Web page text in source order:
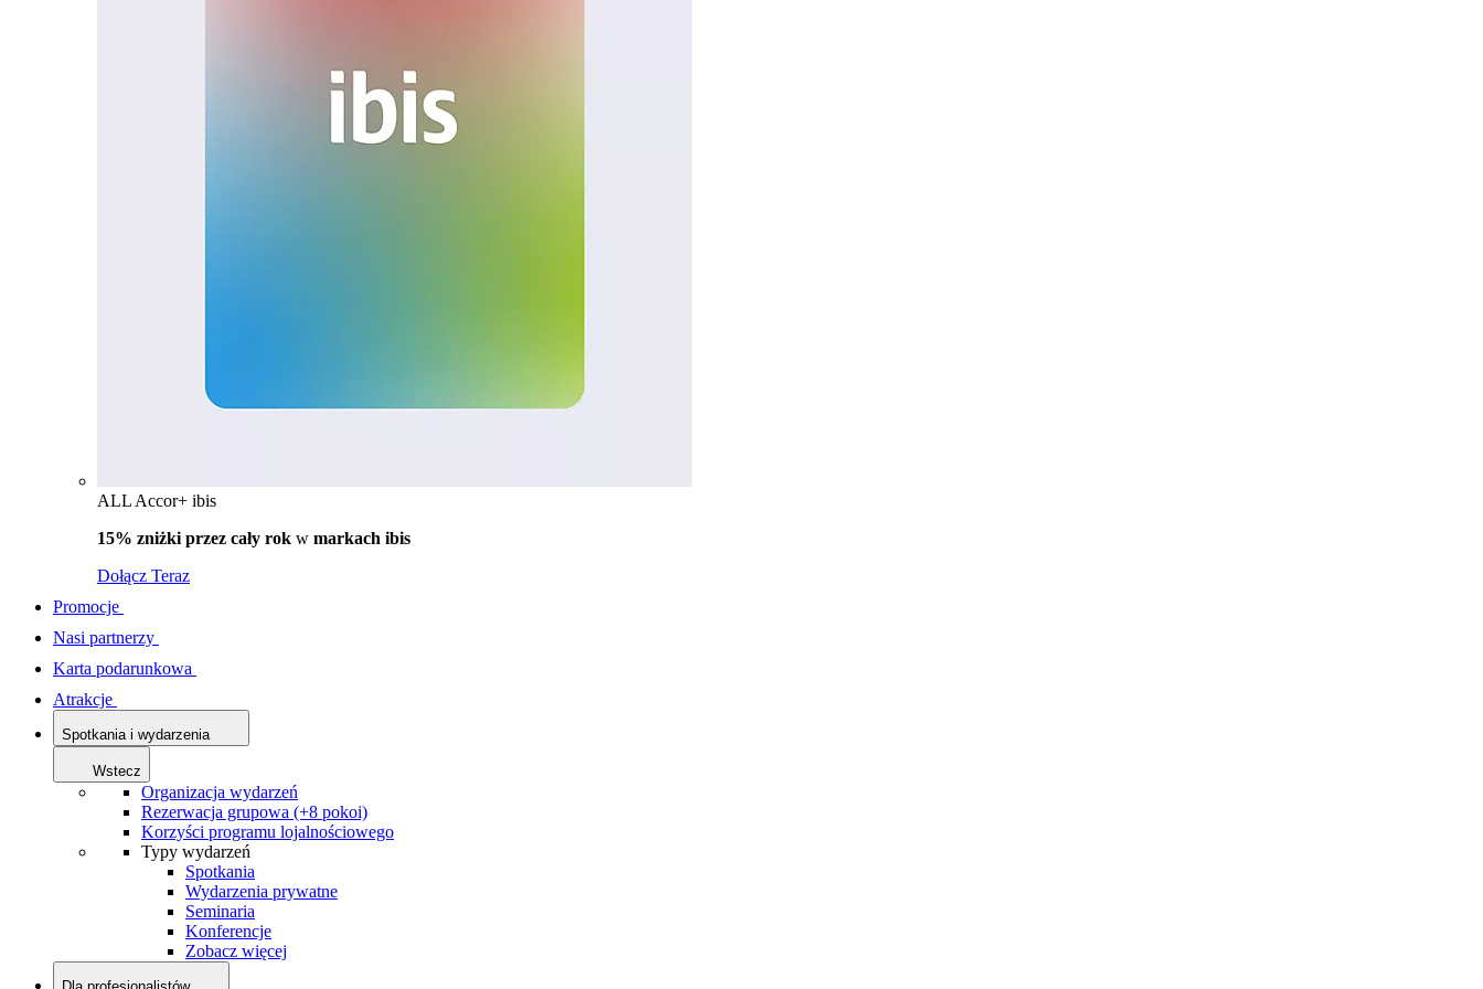
ALL Accor+ ibis
15% zniżki przez cały rok w markach ibis
Dołącz Teraz
Promocje
Nasi partnerzy
Karta podarunkowa
Atrakcje
Spotkania i wydarzenia
Wstecz
Organizacja wydarzeń
Rezerwacja grupowa (+8 pokoi)
Korzyści programu lojalnościowego
Typy wydarzeń
Spotkania
Wydarzenia prywatne
Seminaria
Konferencje
Zobacz więcej